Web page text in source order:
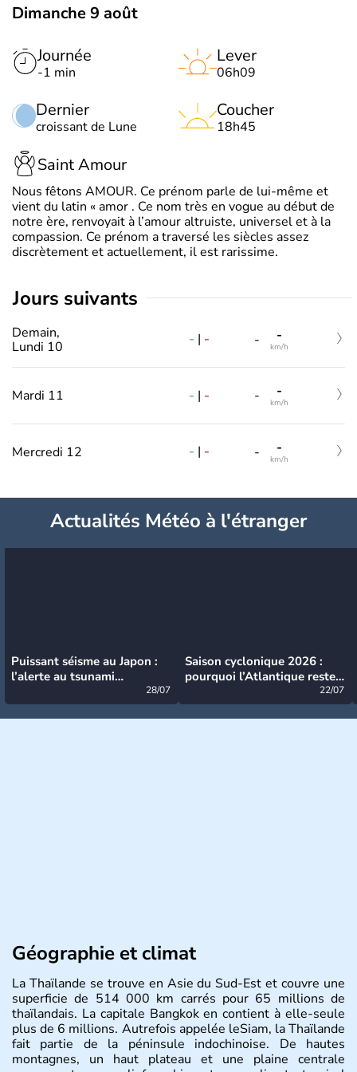
Dimanche 9 août
Journée
-1 min
Dernier
croissant de Lune
Lever
06h09
Coucher
18h45
Saint Amour
Nous fêtons AMOUR. Ce prénom parle de lui-même et
vient du latin « amor . Ce nom très en vogue au début de
notre ère, renvoyait à l’amour altruiste, universel et à la
compassion. Ce prénom a traversé les siècles assez
discrètement et actuellement, il est rarissime.
jours suivants
Demain,
Lundi 10
- | - - -
km/h
Mardi 11 - | - - -
km/h
Mercredi 12 - | - - -
km/h
Actualités Météo à l'étranger
Puissant séisme au Japon :
l’alerte au tsunami
28/07
Saison cyclonique 2026 :
pourquoi l’Atlantique reste
22/07
Géographie et climat
La Thaïlande se trouve en Asie du Sud-Est et couvre une
superficie de 514 000 km carrés pour 65 millions de
thaïlandais. La capitale Bangkok en contient à elle-seule
plus de 6 millions. Autrefois appelée leSiam, la Thaïlande
fait partie de la péninsule indochinoise. De hautes
montagnes, un haut plateau et une plaine centrale